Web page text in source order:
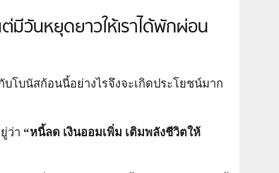
มีวันหยุดยาวให้เราได้พักผ่อน
โบนัสก้อนนี้อย่างไรจึงจะเกิดประโยชน์มาก
ว่า “หนี้ลด เงินออมเพิ่ม เติมพลังชีวิตให้